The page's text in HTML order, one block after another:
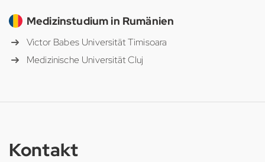
Medizinstudium in Rumänien
Victor Babes Universität Timisoara
Medizinische Universität Cluj
Kontakt